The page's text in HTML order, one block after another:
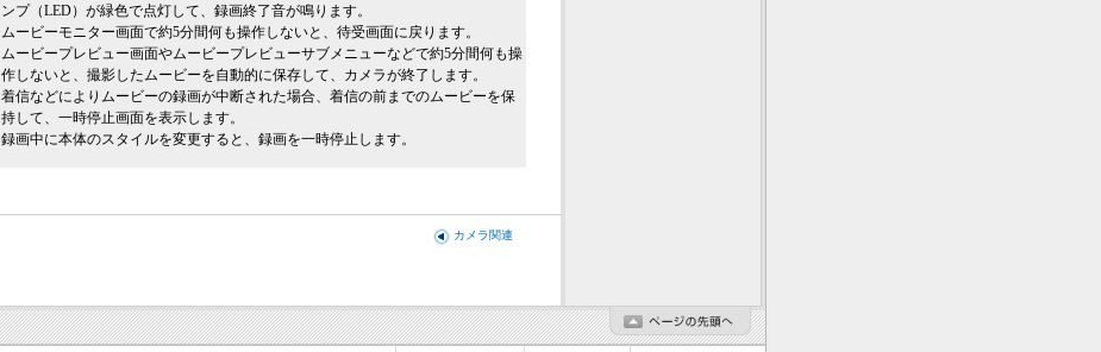
ンプ（LED）が緑色で点灯して、録画終了音が鳴ります。
ムービーモニター画面で約5分間何も操作しないと、待受画面に戻ります。
ムービープレビュー画面やムービープレビューサブメニューなどで約5分間何も操
作しないと、撮影したムービーを自動的に保存して、カメラが終了します。
着信などによりムービーの録画が中断された場合、着信の前までのムービーを保
持して、一時停止画面を表示します。
録画中に本体のスタイルを変更すると、録画を一時停止します。
カメラ関連